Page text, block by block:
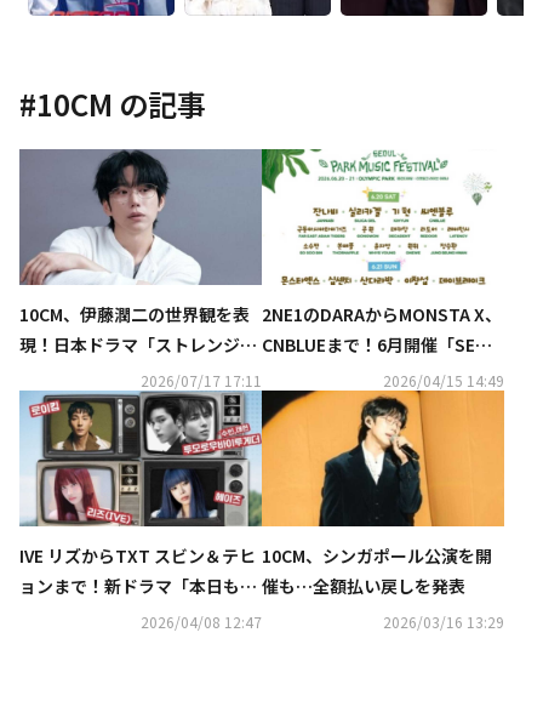
#10CM の記事
10CM、伊藤潤二の世界観を表
現！日本ドラマ「ストレンジ」
テーマ曲を7月22日にリリース
2026/07/17 17:11
2NE1のDARAからMONSTA X、
CNBLUEまで！6月開催「SEOU
L PARK MUSIC FESTIVAL」豪
華ラインナップ公開
2026/04/15 14:49
IVE リズからTXT スビン＆テヒ
ョンまで！新ドラマ「本日も完
売しました」OST第1弾ライン
2026/04/08 12:47
10CM、シンガポール公演を開
催も…全額払い戻しを発表
2026/03/16 13:29